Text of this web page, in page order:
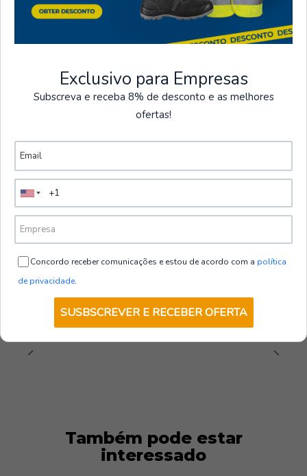
Portes grátis em
encomendas superiores
Seguros
Temos vários métodos
de pagamento seguros
|4WEAR
Fato de Chuva Poliuretano | 4WEAR
€27,40
4.3
Também pode estar
interessado
Exclusivo para Empresas
Subscreva e receba 8% de desconto e as melhores
ofertas!
Concordo receber comunicações e estou de acordo com a política
de privacidade.
SUSBSCREVER E RECEBER OFERTA